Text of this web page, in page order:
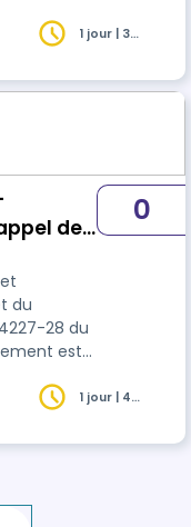
1 jour | 3
des
-
du
28 du
est
(Art 231-3-
0
1 jour | 4